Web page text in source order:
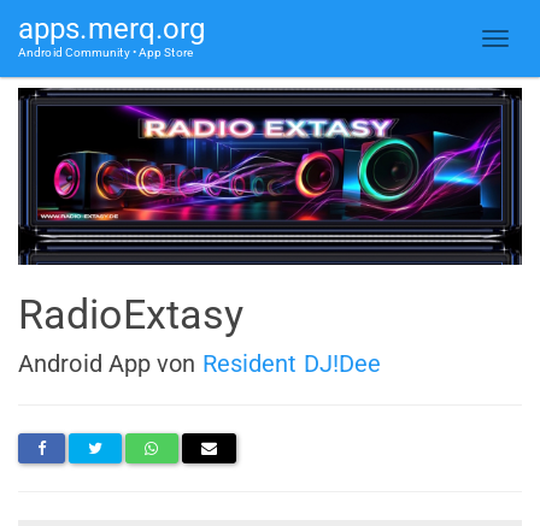
apps.merq.org
Android Community • App Store
RadioExtasy
Android App von Resident DJ!Dee